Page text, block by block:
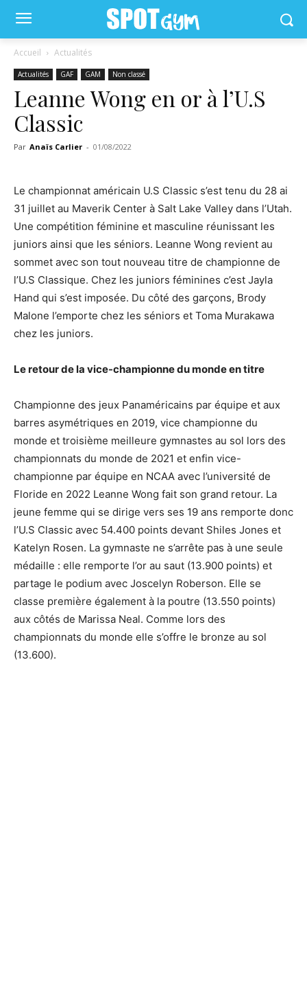
Accueil Actualités
Actualités GAF GAM Non classé
Leanne Wong en or à l’U.S
Classic
Par Anaïs Carlier - 01/08/2022
Le championnat américain U.S Classic s’est tenu du 28 ai
31 juillet au Maverik Center à Salt Lake Valley dans l’Utah.
Une compétition féminine et masculine réunissant les
juniors ainsi que les séniors. Leanne Wong revient au
sommet avec son tout nouveau titre de championne de
l’U.S Classique. Chez les juniors féminines c’est Jayla
Hand qui s’est imposée. Du côté des garçons, Brody
Malone l’emporte chez les séniors et Toma Murakawa
chez les juniors.
Le retour de la vice-championne du monde en titre
Championne des jeux Panaméricains par équipe et aux
barres asymétriques en 2019, vice championne du
monde et troisième meilleure gymnastes au sol lors des
championnats du monde de 2021 et enfin vice-
championne par équipe en NCAA avec l’université de
Floride en 2022 Leanne Wong fait son grand retour. La
jeune femme qui se dirige vers ses 19 ans remporte donc
l’U.S Classic avec 54.400 points devant Shiles Jones et
Katelyn Rosen. La gymnaste ne s’arrête pas à une seule
médaille : elle remporte l’or au saut (13.900 points) et
partage le podium avec Joscelyn Roberson. Elle se
classe première également à la poutre (13.550 points)
aux côtés de Marissa Neal. Comme lors des
championnats du monde elle s’offre le bronze au sol
(13.600).